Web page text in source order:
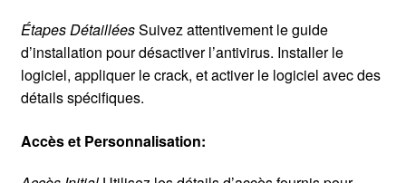
Étapes DétailléesSuivez attentivement le guide
d’installation pour désactiver l’antivirus. Installer le
logiciel, appliquer le crack, et activer le logiciel avec des
détails spécifiques.
Accès et Personnalisation: